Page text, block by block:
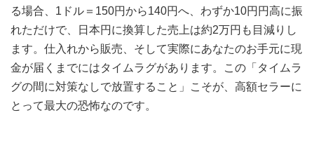
る場合、1ドル＝150円から140円へ、わずか10円円高に振
れただけで、日本円に換算した売上は約2万円も目減りし
ます。仕入れから販売、そして実際にあなたのお手元に現
金が届くまでにはタイムラグがあります。この「タイムラ
グの間に対策なしで放置すること」こそが、高額セラーに
とって最大の恐怖なのです。